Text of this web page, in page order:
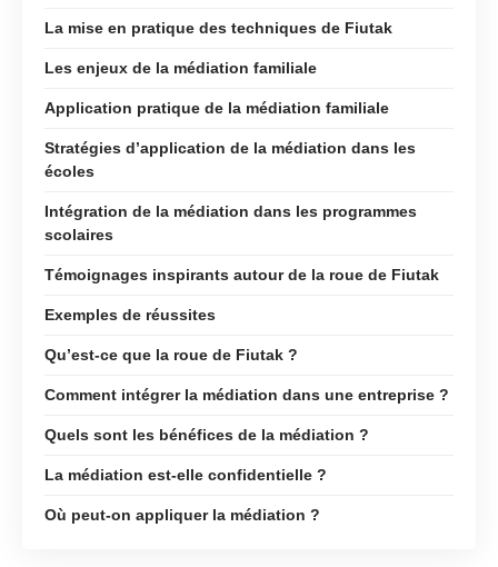
La mise en pratique des techniques de Fiutak
Les enjeux de la médiation familiale
Application pratique de la médiation familiale
Stratégies d’application de la médiation dans les
écoles
Intégration de la médiation dans les programmes
scolaires
Témoignages inspirants autour de la roue de Fiutak
Exemples de réussites
Qu’est-ce que la roue de Fiutak ?
Comment intégrer la médiation dans une entreprise ?
Quels sont les bénéfices de la médiation ?
La médiation est-elle confidentielle ?
Où peut-on appliquer la médiation ?